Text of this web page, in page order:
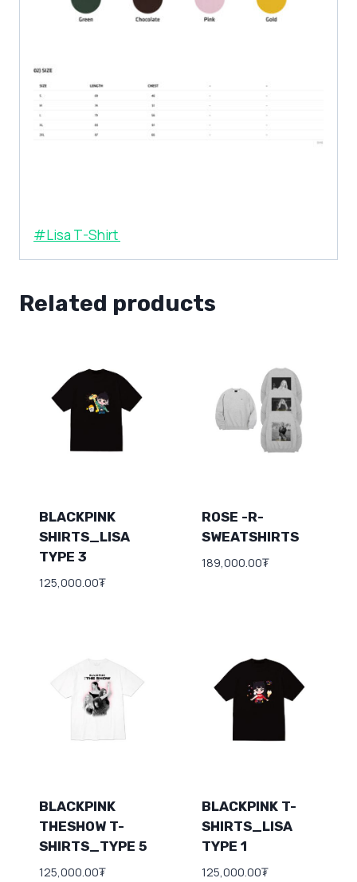
#Lisa T-Shirt
Related products
BLACKPINK
SHIRTS_LISA
TYPE 3
125,000.00₮
ROSE -R-
SWEATSHIRTS
189,000.00₮
BLACKPINK
THESHOW T-
SHIRTS_TYPE 5
125,000.00₮
BLACKPINK T-
SHIRTS_LISA
TYPE 1
125,000.00₮